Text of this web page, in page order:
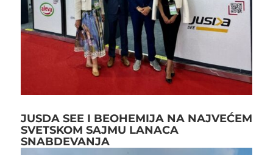
JUSDA SEE I BEOHEMIJA NA NAJVEĆEM
SVETSKOM SAJMU LANACA
SNABDEVANJA